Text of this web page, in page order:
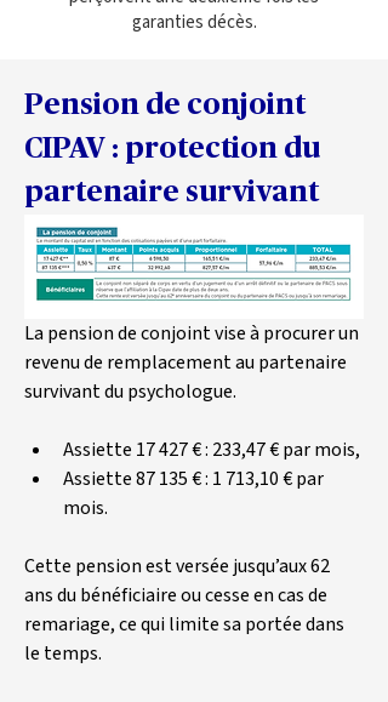
garanties décès.
Pension de conjoint
CIPAV : protection du
partenaire survivant
La pension de conjoint vise à procurer un
revenu de remplacement au partenaire
survivant du psychologue.
Assiette 17 427 € : 233,47 € par mois,
Assiette 87 135 € : 1 713,10 € par
mois.
Cette pension est versée jusqu’aux 62
ans du bénéficiaire ou cesse en cas de
remariage, ce qui limite sa portée dans
le temps.